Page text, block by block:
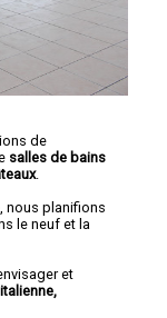
de
salles de bains
.
nous planifions
le neuf et la
et